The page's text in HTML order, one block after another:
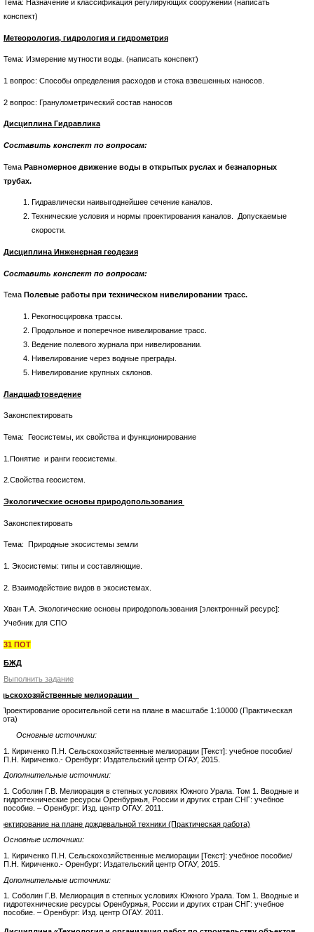
Тема: Назначение и классификация регулирующих сооружений (написать
конспект)
Метеорология, гидрология и гидрометрия
Тема: Измерение мутности воды. (написать конспект)
1 вопрос: Способы определения расходов и стока взвешенных наносов.
2 вопрос: Гранулометрический состав наносов
Дисциплина Гидравлика
Составить конспект по вопросам:
Тема Равномерное движение воды в открытых руслах и безнапорных
трубах.
Гидравлически наивыгоднейшее сечение каналов.
Технические условия и нормы проектирования каналов. Допускаемые
скорости.
Дисциплина Инженерная геодезия
Составить конспект по вопросам:
Тема Полевые работы при техническом нивелировании трасс.
Рекогносцировка трассы.
Продольное и поперечное нивелирование трасс.
Ведение полевого журнала при нивелировании.
Нивелирование через водные преграды.
Нивелирование крупных склонов.
Ландшафтоведение
Законспектировать
Тема: Геосистемы, их свойства и функционирование
1.Понятие и ранги геосистемы.
2.Свойства геосистем.
Экологические основы природопользования
Законспектировать
Тема: Природные экосистемы земли
1. Экосистемы: типы и составляющие.
2. Взаимодействие видов в экосистемах.
Хван Т.А. Экологические основы природопользования [электронный ресурс]:
Учебник для СПО
31 ПОТ
БЖД
Выполнить задание
мелиорации
оросительной сети на плане в масштабе 1:10000 (Практическая
Основные источники:
1. Кириченко П.Н. Сельскохозяйственные мелиорации [Текст]: учебное пособие/
П.Н. Кириченко.- Оренбург: Издательский центр ОГАУ, 2015.
Дополнительные источники:
1. Соболин Г.В. Мелиорация в степных условиях Южного Урала. Том 1. Вводные и
гидротехнические ресурсы Оренбуржья, России и других стран СНГ: учебное
пособие. – Оренбург: Изд. центр ОГАУ. 2011.
на плане дождевальной техники (Практическая работа)
Основные источники:
1. Кириченко П.Н. Сельскохозяйственные мелиорации [Текст]: учебное пособие/
П.Н. Кириченко.- Оренбург: Издательский центр ОГАУ, 2015.
Дополнительные источники:
1. Соболин Г.В. Мелиорация в степных условиях Южного Урала. Том 1. Вводные и
гидротехнические ресурсы Оренбуржья, России и других стран СНГ: учебное
пособие. – Оренбург: Изд. центр ОГАУ. 2011.